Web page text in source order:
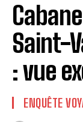
Saint-
: vue
ENQUÊTE